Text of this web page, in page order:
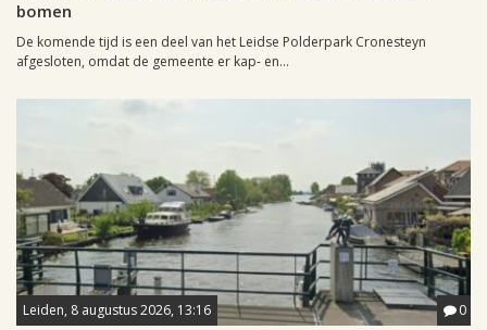
bomen
De komende tijd is een deel van het Leidse Polderpark Cronesteyn
afgesloten, omdat de gemeente er kap- en...
Leiden, 8 augustus 2026, 13:16 0